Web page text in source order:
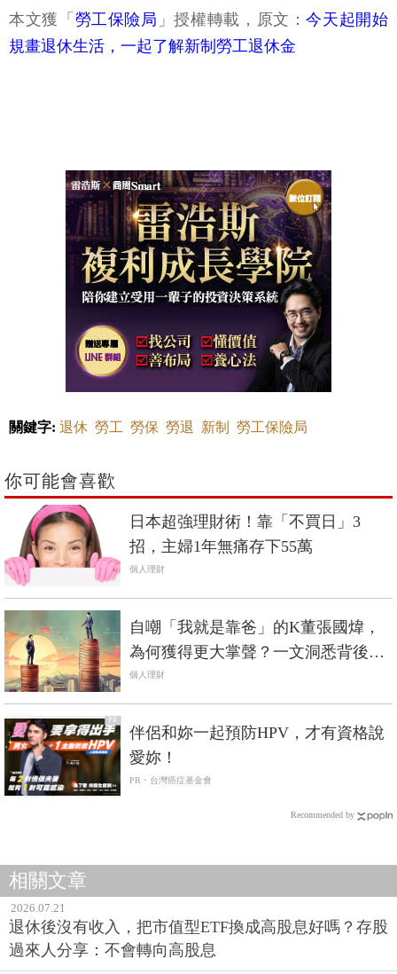
本文獲「 勞工保險局 」授權轉載，原文：今天起開始
規畫退休生活，一起了解新制勞工退休金
關鍵字: 退休 勞工 勞保 勞退 新制 勞工保險局
你可能會喜歡
日本超強理財術！靠「不買日」3
招，主婦1年無痛存下55萬
個人理財
自嘲「我就是靠爸」的K董張國煒，
為何獲得更大掌聲？一文洞悉背後的
社會邏輯
個人理財
PR
伴侶和妳一起預防HPV，才有資格說
愛妳！
PR・台灣癌症基金會
Recommended by
相關文章
2026.07.21
退休後沒有收入，把市值型ETF換成高股息好嗎？存股
過來人分享：不會轉向高股息